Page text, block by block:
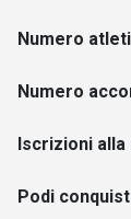
Numero
Numero
Iscrizioni alla
Podi